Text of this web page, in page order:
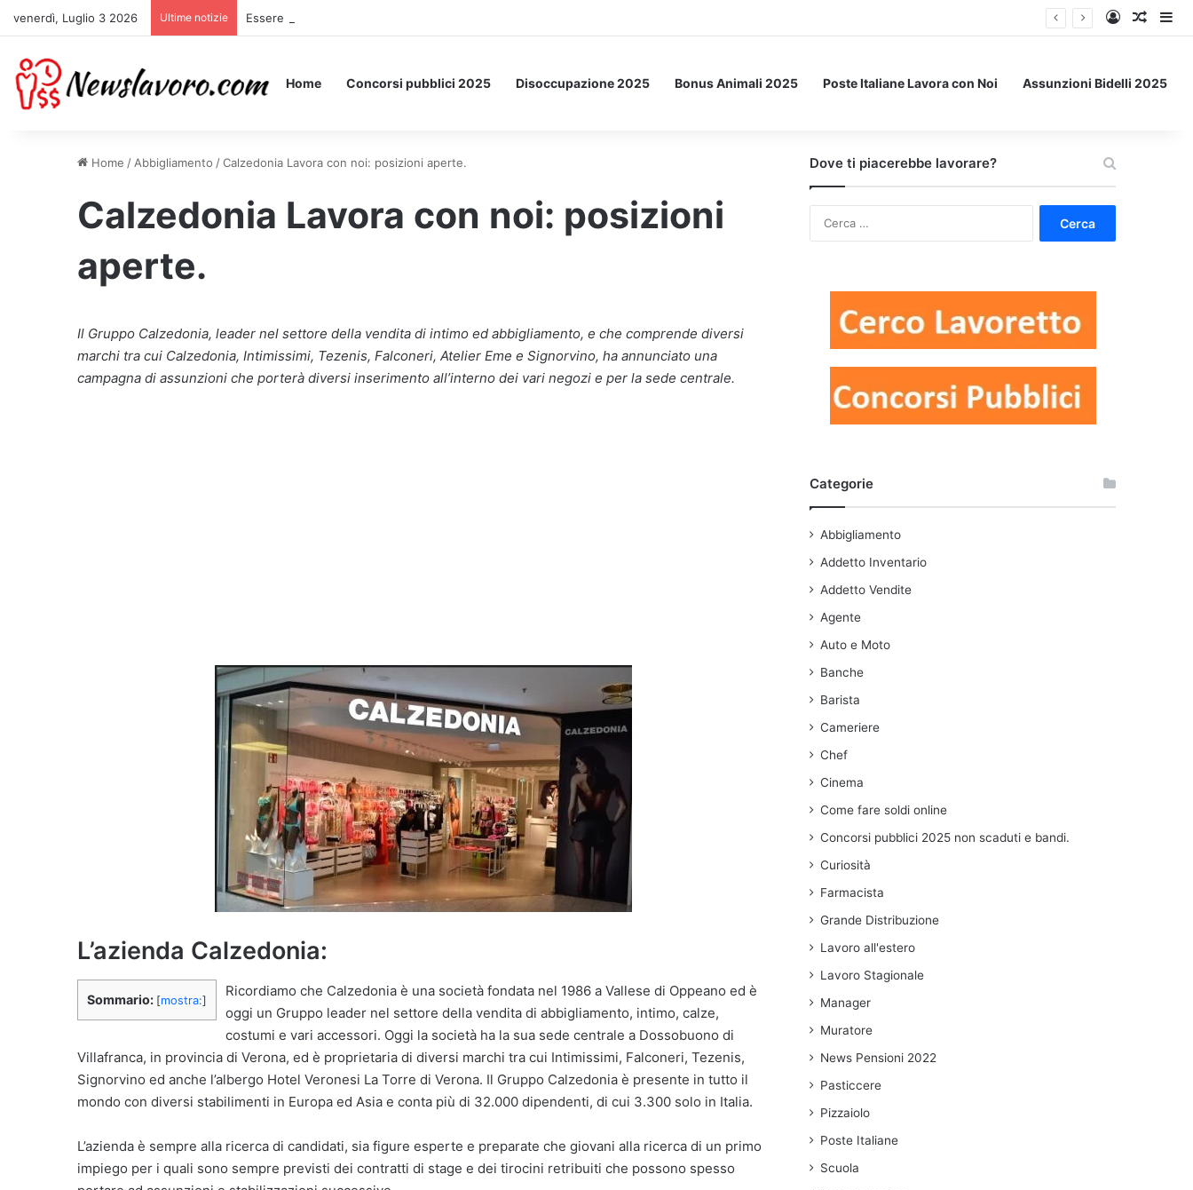
venerdì, Luglio 3 2026 Ultime notizie Essere Pagati per Stare a Letto: ecco l’esperimento spaziale. Accedi
Un
Home Concorsi pubblici 2025 Disoccupazione 2025 Bonus Animali 2025 Poste Italiane Lavora con Noi Assunzioni Bidelli 2025
Home / Abbigliamento /Calzedonia Lavora con noi: posizioni aperte.
Calzedonia Lavora con noi: posizioni
aperte.
Il Gruppo Calzedonia, leader nel settore della vendita di intimo ed abbigliamento, e che comprende diversi
marchi tra cui Calzedonia, Intimissimi, Tezenis, Falconeri, Atelier Eme e Signorvino, ha annunciato una
campagna di assunzioni che porterà diversi inserimento all’interno dei vari negozi e per la sede centrale.
L’azienda Calzedonia:
Sommario: [mostra:]
Ricordiamo che Calzedonia è una società fondata nel 1986 a Vallese di Oppeano ed è
oggi un Gruppo leader nel settore della vendita di abbigliamento, intimo, calze,
costumi e vari accessori. Oggi la società ha la sua sede centrale a Dossobuono di
Villafranca, in provincia di Verona, ed è proprietaria di diversi marchi tra cui Intimissimi, Falconeri, Tezenis,
Signorvino ed anche l’albergo Hotel Veronesi La Torre di Verona. Il Gruppo Calzedonia è presente in tutto il
mondo con diversi stabilimenti in Europa ed Asia e conta più di 32.000 dipendenti, di cui 3.300 solo in Italia.
L’azienda è sempre alla ricerca di candidati, sia figure esperte e preparate che giovani alla ricerca di un primo
impiego per i quali sono sempre previsti dei contratti di stage e dei tirocini retribuiti che possono spesso
Dove ti piacerebbe lavorare?
Categorie
Abbigliamento
Addetto Inventario
Addetto Vendite
Agente
Auto e Moto
Banche
Barista
Cameriere
Chef
Cinema
Come fare soldi online
Concorsi pubblici 2025 non scaduti e bandi.
Curiosità
Farmacista
Grande Distribuzione
Lavoro all'estero
Lavoro Stagionale
Manager
Muratore
News Pensioni 2022
Pasticcere
Pizzaiolo
Poste Italiane
Scuola